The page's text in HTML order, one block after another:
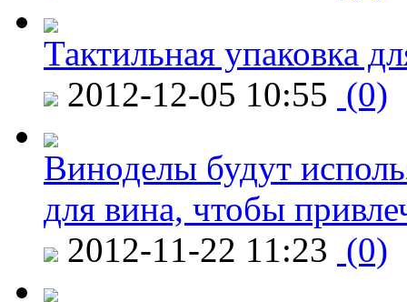
Тактильная упаковка
2012-12-05 10:55 (0)
Виноделы будут
для вина, чтобы
2012-11-22 11:23 (0)